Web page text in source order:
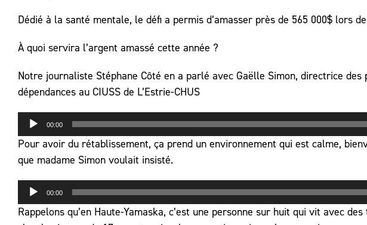
Dédié à la santé mentale, le défi a permis d’amasser près de 565 000$ lors
À quoi servira l’argent amassé cette année ?
Notre journaliste Stéphane Côté en a parlé avec Gaëlle Simon, directrice
dépendances au CIUSS de L’Estrie-CHUS
Lecteur
audio
00:00
Pour avoir du rétablissement, ça prend un environnement qui est calme,
que madame Simon voulait insisté.
Lecteur
audio
00:00
Rappelons qu’en Haute-Yamaska, c’est une personne sur huit qui vit avec